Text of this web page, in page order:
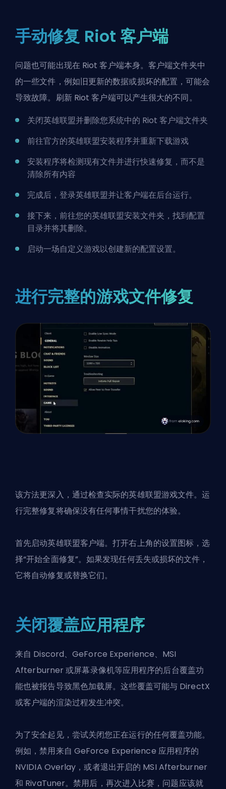
手动修复 Riot 客户端
问题也可能出现在 Riot 客户端本身。客户端文件夹中
的一些文件，例如旧更新的数据或损坏的配置，可能会
导致故障。刷新 Riot 客户端可以产生很大的不同。
关闭英雄联盟并删除您系统中的 Riot 客户端文件夹
前往官方的英雄联盟安装程序并重新下载游戏
安装程序将检测现有文件并进行快速修复，而不是
清除所有内容
完成后，登录英雄联盟并让客户端在后台运行。
接下来，前往您的英雄联盟安装文件夹，找到配置
目录并将其删除。
启动一场自定义游戏以创建新的配置设置。
进行完整的游戏文件修复
该方法更深入，通过检查实际的英雄联盟游戏文件。运
行完整修复将确保没有任何事情干扰您的体验。
首先启动英雄联盟客户端。打开右上角的设置图标，选
择“开始全面修复”。如果发现任何丢失或损坏的文件，
它将自动修复或替换它们。
关闭覆盖应用程序
来自 Discord、GeForce Experience、MSI
Afterburner 或屏幕录像机等应用程序的后台覆盖功
能也被报告导致黑色加载屏。这些覆盖可能与 DirectX
或客户端的渲染过程发生冲突。
为了安全起见，尝试关闭您正在运行的任何覆盖功能。
例如，禁用来自 GeForce Experience 应用程序的
NVIDIA Overlay，或者退出开启的 MSI Afterburner
和 RivaTuner。禁用后，再次进入比赛，问题应该就